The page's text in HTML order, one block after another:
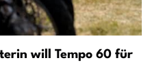
will Tempo 60 für